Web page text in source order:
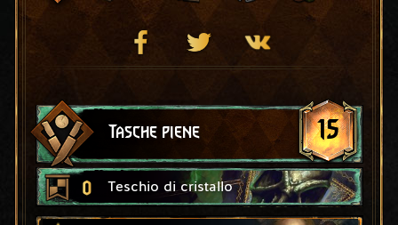
Tasche piene 15
0 Teschio di cristallo